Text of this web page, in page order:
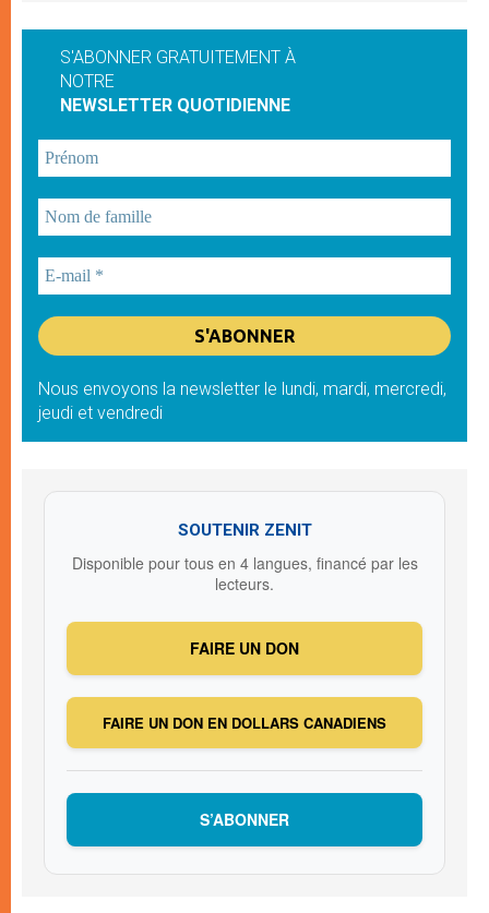
S'ABONNER GRATUITEMENT À
NOTRE
NEWSLETTER QUOTIDIENNE
Nous envoyons la newsletter le lundi, mardi, mercredi,
jeudi et vendredi
SOUTENIR ZENIT
Disponible pour tous en 4 langues, financé par les
lecteurs.
FAIRE UN DON
FAIRE UN DON EN DOLLARS CANADIENS
S’ABONNER